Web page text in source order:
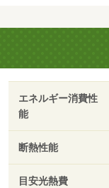
（ショッピングセ
エネルギー消費性
能
断熱性能
目安光熱費